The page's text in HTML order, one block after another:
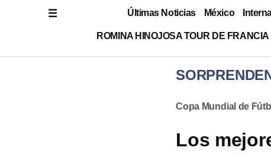
Últimas Noticias México
ROMINA HINOJOSA TOUR DE FRANCIA
Copa Mundial de
Los